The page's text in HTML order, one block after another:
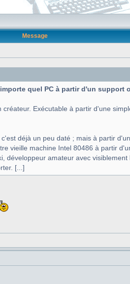
Message
quel PC à partir d'un support
Exécutable à partir d'une
déjà un peu daté ; mais à partir
vieille machine Intel 80486 à partir
développeur amateur avec
[...]